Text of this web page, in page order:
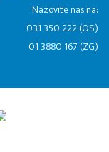
Nazovite nas na:
031 350 222 (OS)
01 3880 167 (ZG)